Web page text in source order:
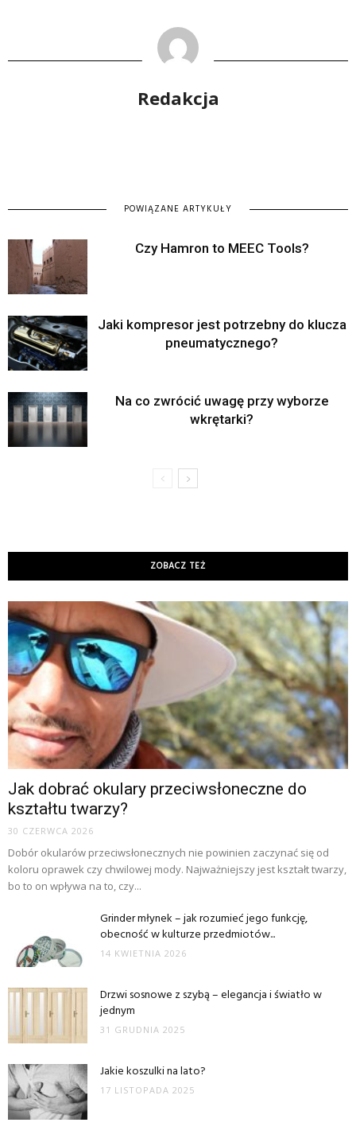
Redakcja
POWIĄZANE ARTYKUŁY
Czy Hamron to MEEC Tools?
Jaki kompresor jest potrzebny do klucza
pneumatycznego?
Na co zwrócić uwagę przy wyborze
wkrętarki?
ZOBACZ TEŻ
Jak dobrać okulary przeciwsłoneczne do
kształtu twarzy?
30 CZERWCA 2026
Dobór okularów przeciwsłonecznych nie powinien zaczynać się od
koloru oprawek czy chwilowej mody. Najważniejszy jest kształt twarzy,
bo to on wpływa na to, czy...
Grinder młynek – jak rozumieć jego funkcję,
obecność w kulturze przedmiotów...
14 KWIETNIA 2026
Drzwi sosnowe z szybą – elegancja i światło w
jednym
31 GRUDNIA 2025
Jakie koszulki na lato?
17 LISTOPADA 2025